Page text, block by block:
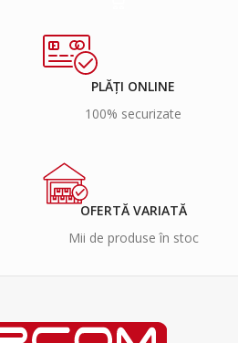
PLĂȚI ONLINE
100% securizate
OFERTĂ VARIATĂ
Mii de produse în stoc